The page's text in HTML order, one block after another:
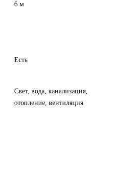
6 м
Есть
Свет, вода, канализация,
отопление, вентиляция